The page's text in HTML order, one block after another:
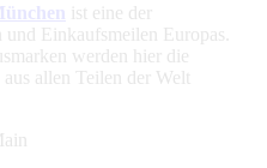
ist eine der
und Einkaufsmeilen Europas.
werden hier die
allen Teilen der Welt